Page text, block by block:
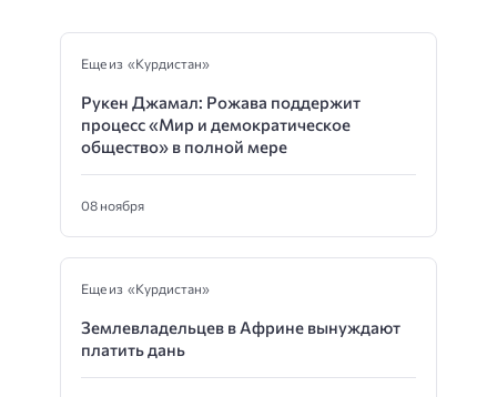
Еще из «Курдистан»
Рукен Джамал: Рожава поддержит
процесс «Мир и демократическое
общество» в полной мере
08 ноября
Еще из «Курдистан»
Землевладельцев в Африне вынуждают
платить дань